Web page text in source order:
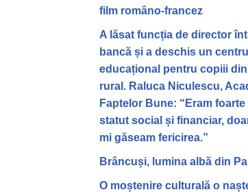
film româno-francez
A lăsat funcția de director
bancă și a deschis un centru
educațional pentru copiii din
rural. Raluca Niculescu,
Faptelor Bune: “Eram
statut social și financiar,
mi găseam fericirea.”
Brâncuși, lumina albă din
O moștenire culturală o